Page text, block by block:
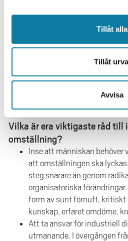
Tillåt alla
Tillåt
Avvisa
identifierat kritiska faktorer för
– Projektet bestod av sex
inriktningar. Forskare, en
grund- och avancerad nivå har
tvärvetenskapliga
forskargruppen då industriell
Vilka är era viktigaste råd till
omställning?
Inse att människan behöver
att omställningen ska
steg snarare än genom
organisatoriska förändringar.
form av sunt förnuft, kritiskt
kunskap, erfaret omdöme,
Att ta ansvar för industriell
utmanande. I övergången